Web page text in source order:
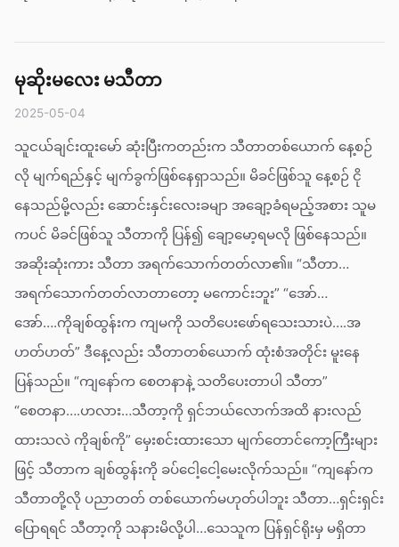
မုဆိုးမလေး မသီတာ
2025-05-04
သူငယ်ချင်းထူးမော် ဆုံးပြီးကတည်းက သီတာတစ်ယောက် နေ့စဉ်
လို မျက်ရည်နှင့် မျက်ခွက်ဖြစ်နေရှာသည်။ မိခင်ဖြစ်သူ နေ့စဉ် ငို
နေသည်မို့လည်း ဆောင်းနှင်းလေးခမျာ အချော့ခံရမည့်အစား သူမ
ကပင် မိခင်ဖြစ်သူ သီတာကို ပြန်၍ ချော့မော့ရမလို ဖြစ်နေသည်။
အဆိုးဆုံးကား သီတာ အရက်သောက်တတ်လာ၏။ “သီတာ…
အရက်သောက်တတ်လာတာတော့ မကောင်းဘူး” “အော်…
အော်….ကိုချစ်ထွန်းက ကျမကို သတိပေးဖော်ရသေးသားပဲ….အ
ဟတ်ဟတ်” ဒီနေ့လည်း သီတာတစ်ယောက် ထုံးစံအတိုင်း မူးနေ
ပြန်သည်။ “ကျနော်က စေတနာနဲ့ သတိပေးတာပါ သီတာ”
“စေတနာ….ဟလား…သီတာ့ကို ရှင်ဘယ်လောက်အထိ နားလည်
ထားသလဲ ကိုချစ်ကို” မှေးစင်းထားသော မျက်တောင်ကော့ကြီးများ
ဖြင့် သီတာက ချစ်ထွန်းကို ခပ်ငေါ့ငေါ့မေးလိုက်သည်။ “ကျနော်က
သီတာတို့လို ပညာတတ် တစ်ယောက်မဟုတ်ပါဘူး သီတာ…ရှင်းရှင်း
ပြောရရင် သီတာ့ကို သနားမိလို့ပါ…သေသူက ပြန်ရှင်ရိုးမှ မရှိတာ